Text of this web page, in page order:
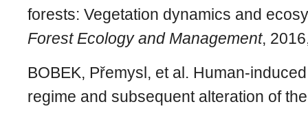
forests: Vegetation dynamics and
Forest Ecology and Management,
BOBEK, Přemysl, et al. Human-
regime and subsequent alteration of